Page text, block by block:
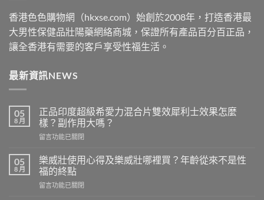
香港色色購物網（hkxse.com）始創於2008年，打造香港最
大男性保健品壯陽藥網絡商城，保證所有產品百分百正品，
讓全香港有需要的客戶享受性福生活。
最新資訊NEWS
05
8 月
正品印度超級希愛力混合片雙效犀利士效果怎麼
樣？副作用大嗎？
在
品
印
度
超
留言功能已關閉
05
8 月
樂威壯使用心得及樂威壯哪裡買？年齡從來不是性
福的終點
在
留言功能已關閉